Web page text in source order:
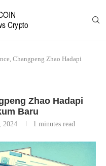
Changpeng Zhao Hadapi
Zhao Hadapi
Baru
2024 1 minutes read